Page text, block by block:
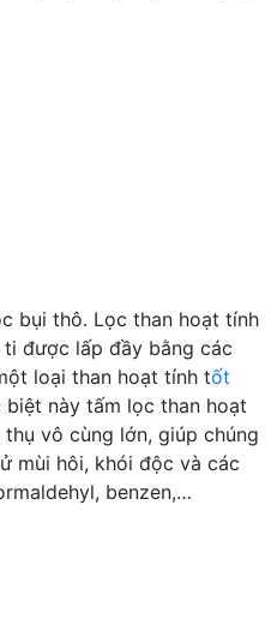
bụi thô. Lọc than hoạt tính
được lấp đầy bằng các
loại than hoạt tính tốt
biệt này tấm lọc than hoạt
vô cùng lớn, giúp chúng
mùi hôi, khói độc và các
benzen,…